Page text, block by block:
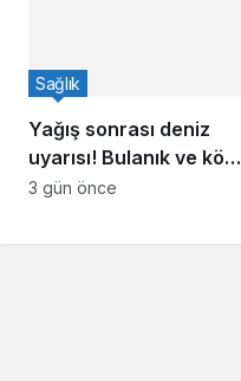
Yağış sonrası deniz
uyarısı! Bulanık ve kötü
kokulu suda yüzmeyin
Sağlık
3 gün önce